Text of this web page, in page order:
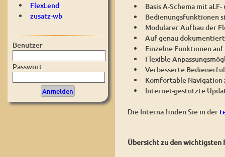
FlexLend
zusatz-wb
Benutzer
Passwort
Basis A-Schema mit
Bedienungsfunktionen
Modularer Aufbau der
Auf genau
Einzelne Funktionen
Flexible
Verbesserte
Komfortable
Internet-gestützte
Die Interna finden Sie in der
Übersicht zu den wichtigsten